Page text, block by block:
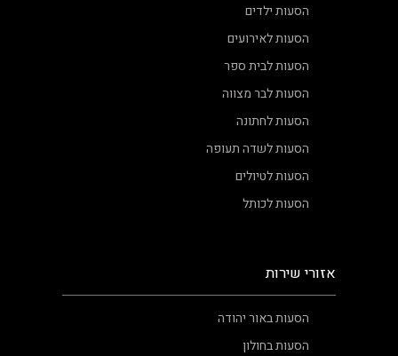
הסעות ילדים
הסעות לאירועים
הסעות לבית ספר
הסעות לבר מצווה
הסעות לחתונה
הסעות לשדה תעופה
הסעות לטיולים
הסעות לכותל
אזורי שירות
הסעות באור יהודה
הסעות בחולון